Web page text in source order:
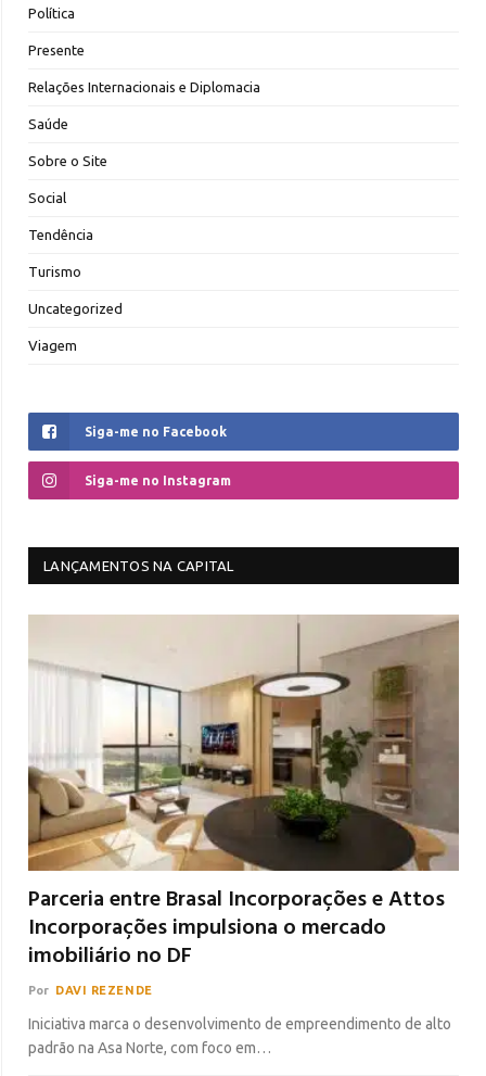
Política
Presente
Relações Internacionais e Diplomacia
Saúde
Sobre o Site
Social
Tendência
Turismo
Uncategorized
Viagem
Siga-me no Facebook
Siga-me no Instagram
LANÇAMENTOS NA CAPITAL
Parceria entre Brasal Incorporações e Attos
Incorporações impulsiona o mercado
imobiliário no DF
Por DAVI REZENDE
Iniciativa marca o desenvolvimento de empreendimento de alto
padrão na Asa Norte, com foco em…